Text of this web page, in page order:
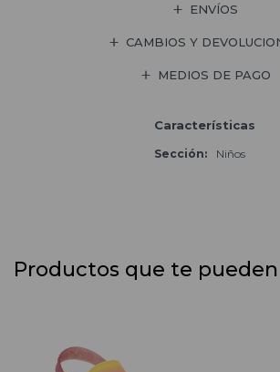
ENVÍOS
CAMBIOS Y
MEDIOS DE PAGO
Características
Sección Niños
Productos que te